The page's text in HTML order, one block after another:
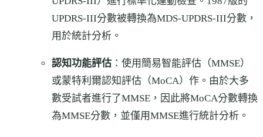
UPDRS-III分數被轉換為MDS-UPDRS-III分數，
用於統計分析。
認知功能評估 ：使用簡易智能評估（MMSE）
或蒙特利爾認知評估（MoCA）作。由於大多
數受試者進行了MMSE，因此將MoCA分數轉換
為MMSE分數，並僅用MMSE進行統計分析。